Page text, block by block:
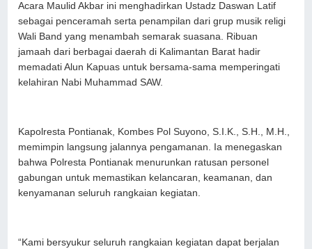
Acara Maulid Akbar ini menghadirkan Ustadz Daswan Latif
sebagai penceramah serta penampilan dari grup musik religi
Wali Band yang menambah semarak suasana. Ribuan
jamaah dari berbagai daerah di Kalimantan Barat hadir
memadati Alun Kapuas untuk bersama-sama memperingati
kelahiran Nabi Muhammad SAW.
Kapolresta Pontianak, Kombes Pol Suyono, S.I.K., S.H., M.H.,
memimpin langsung jalannya pengamanan. Ia menegaskan
bahwa Polresta Pontianak menurunkan ratusan personel
gabungan untuk memastikan kelancaran, keamanan, dan
kenyamanan seluruh rangkaian kegiatan.
“Kami bersyukur seluruh rangkaian kegiatan dapat berjalan